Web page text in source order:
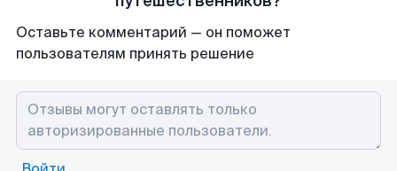
Оставьте комментарий — он поможет
пользователям принять решение